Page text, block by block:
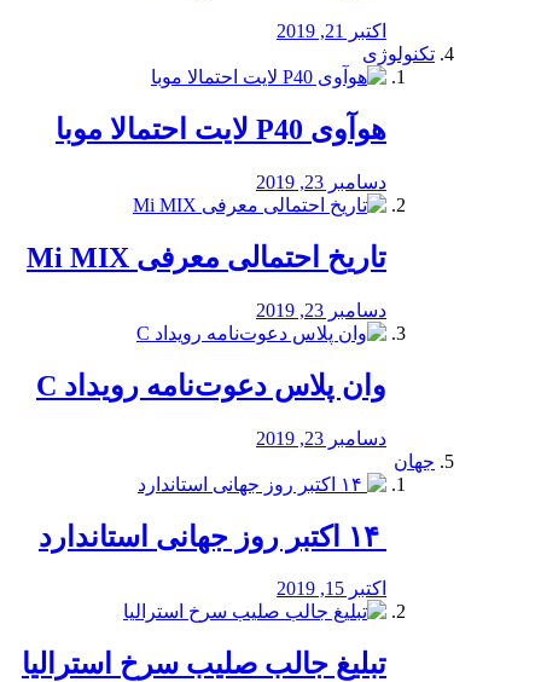
اکتبر 21, 2019
تکنولوژی
هوآوی P40 لایت احتمالا موبا
دسامبر 23, 2019
تاریخ احتمالی معرفی Mi MIX
دسامبر 23, 2019
وان پلاس دعوت‌نامه رویداد C
دسامبر 23, 2019
جهان
اکتبر 15, 2019
تبلیغ جالب صلیب سرخ استرالیا